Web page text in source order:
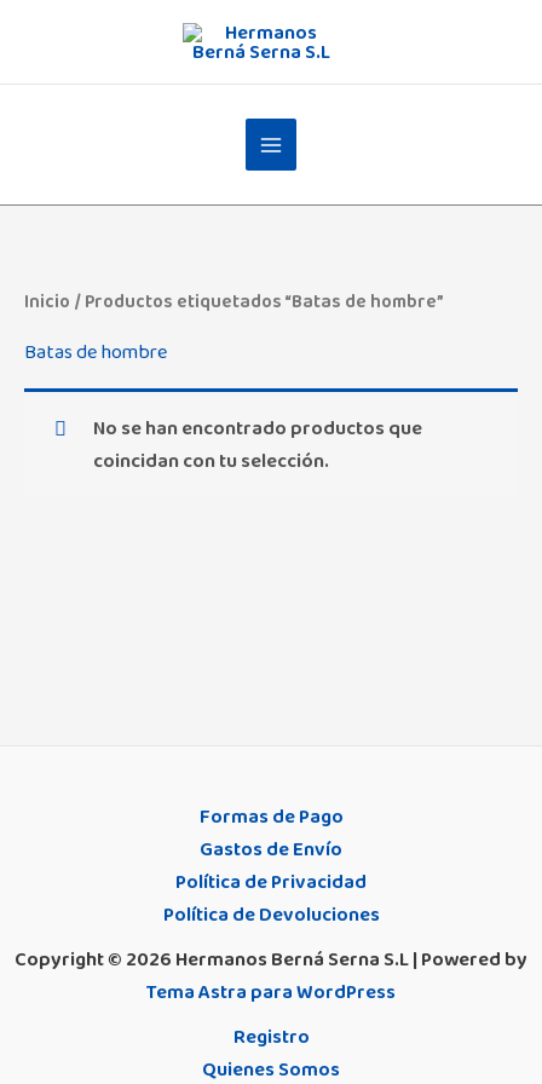
contenido
Inicio / Productos etiquetados “Batas de hombre”
Batas de hombre
No se han encontrado productos que
coincidan con tu selección.
Formas de Pago
Gastos de Envío
Política de Privacidad
Política de Devoluciones
Copyright © 2026 Hermanos Berná Serna S.L | Powered by
Tema Astra para WordPress
Registro
Quienes Somos